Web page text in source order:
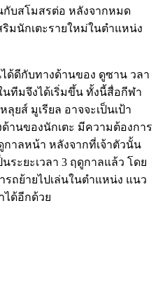
กับสโมสรต่อ หลังจากหมด
มนักเตะรายใหม่ในตำแหน่ง
ด้ดีกับทางด้านของ ดูซาน วลา
นทีมจึงได้เริ่มขึ้น ทั้งนี้สื่อกีฬา
ยส์ มูเรียล อาจจะเป็นเป้า
านของนักเตะ มีความต้องการ
าลหน้า หลังจากที่เจ้าตัวนั้น
ระยะเวลา 3 ฤดูกาลแล้ว โดย
ถย้ายไปเล่นในตำแหน่ง แนว
ได้อีกด้วย